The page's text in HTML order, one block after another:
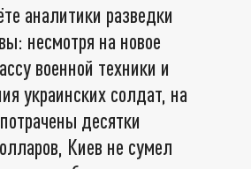
аналитики разведки
несмотря на новое
военной техники и
украинских солдат, на
десятки
Киев не сумел